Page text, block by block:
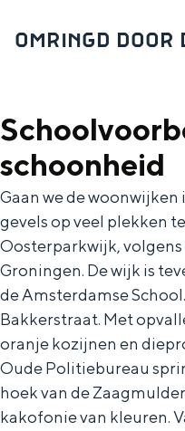
OMRINGD DOOR
schoonheid
Gaan we de woonwijken
gevels op veel plekken
Oosterparkwijk,
Groningen. De wijk is
de Amsterdamse
Bakkerstraat. Met
oranje kozijnen en
Oude Politiebureau
hoek van de
kakofonie van kleuren.